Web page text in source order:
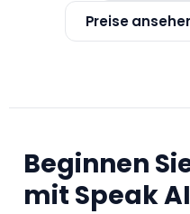
Preise
Beginnen
mit Speak